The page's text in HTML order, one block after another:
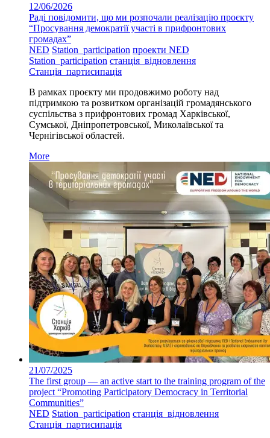
12/06/2026
Раді повідомити, що ми розпочали реалізацію проєкту
“Просування демократії участі в прифронтових
громадах”
NED Station_participation проекти NED
Station_participation станція_відновлення
Станція_партисипація
В рамках проєкту ми продовжимо роботу над
підтримкою та розвитком організацій громадянського
суспільства з прифронтових громад Харківської,
Сумської, Дніпропетровської, Миколаївської та
Чернігівської областей.
More
21/07/2025
The first group — an active start to the training program of the
project “Promoting Participatory Democracy in Territorial
Communities”
NED Station_participation станція_відновлення
Станція_партисипація